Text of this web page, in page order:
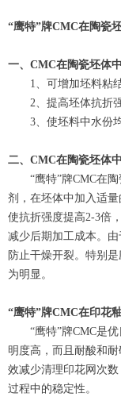
“鹰特”牌CMC在陶瓷
一、CMC在陶瓷坯体
1、可增加坯料粘结
2、提高坯体抗折强
3、使坯料中水份均
二、CMC在陶瓷坯体
“鹰特”牌CMC在陶
剂，在坯体中加入适量
使抗折强度提高2-3倍
减少后期加工成本。由
防止干燥开裂。特别
为明显。
“鹰特”牌CMC在印花
“鹰特”牌CMC是优
明度高，而且耐酸和
效减少清理印花网次
过程中的稳定性。